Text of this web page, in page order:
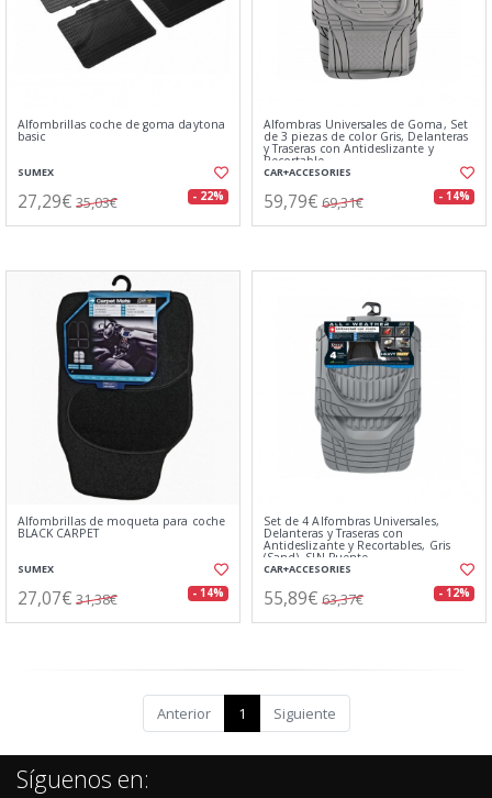
Alfombrillas coche de goma daytona
basic
SUMEX
27,29€ 35,03€ - 22%
Alfombras Universales de Goma, Set
de 3 piezas de color Gris, Delanteras
y Traseras con Antideslizante y
Recortable
CAR+ACCESORIES
59,79€ 69,31€ - 14%
Alfombrillas de moqueta para coche
BLACK CARPET
SUMEX
27,07€ 31,38€ - 14%
Set de 4 Alfombras Universales,
Delanteras y Traseras con
Antideslizante y Recortables, Gris
(Sand), SIN Puente
CAR+ACCESORIES
55,89€ 63,37€ - 12%
Anterior 1 Siguiente
Síguenos en: